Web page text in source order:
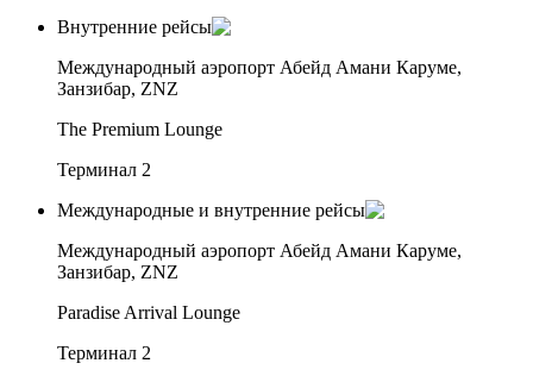
Внутренние рейсы
Международный аэропорт Абейд Амани Каруме,
Занзибар, ZNZ
The Premium Lounge
Терминал 2
Международные и внутренние рейсы
Международный аэропорт Абейд Амани Каруме,
Занзибар, ZNZ
Paradise Arrival Lounge
Терминал 2